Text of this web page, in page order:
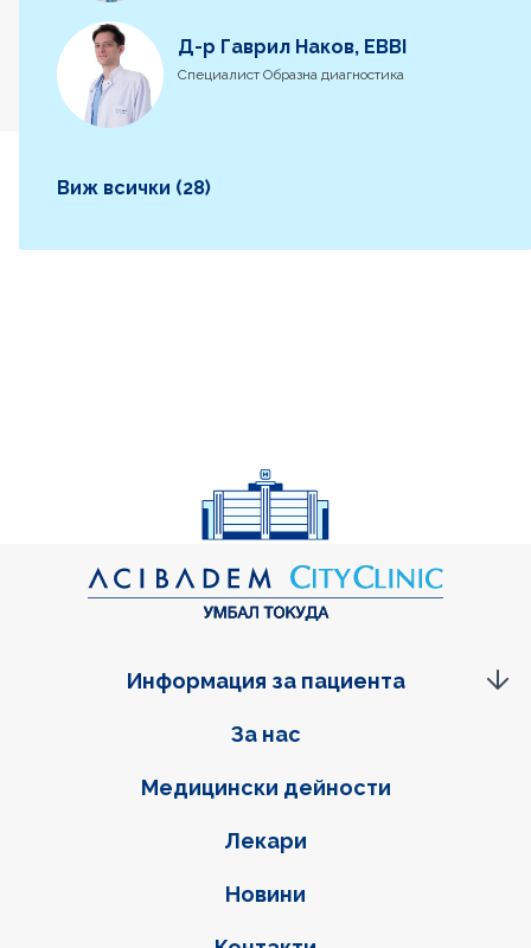
Д-р Гаврил Наков, EBBI
Специалист Образна диагностика
Виж всички (28)
Фуутер навигация
За нас
Медицински дейности
Лекари
Новини
Информация за пациента